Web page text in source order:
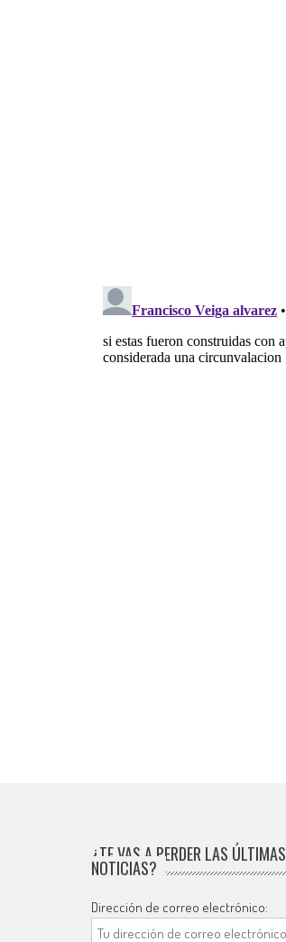
¿TE VAS A PERDER LAS ÚLTIMAS
NOTICIAS?
Dirección de correo electrónico: